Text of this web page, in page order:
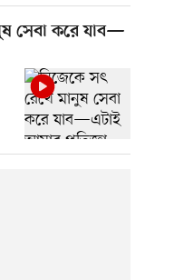
সেবা করে যাব—